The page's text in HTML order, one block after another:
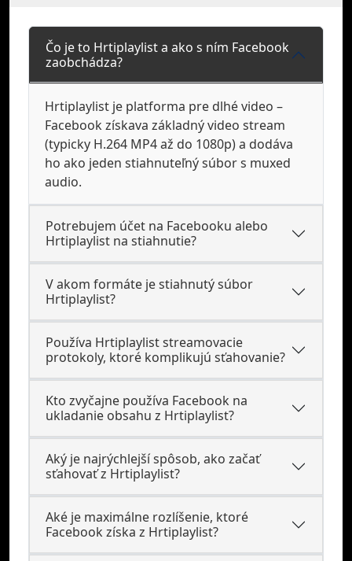
Čo je to Hrtiplaylist a ako s ním Facebook
zaobchádza?
Hrtiplaylist je platforma pre dlhé video –
Facebook získava základný video stream
(typicky H.264 MP4 až do 1080p) a dodáva
ho ako jeden stiahnuteľný súbor s muxed
audio.
Potrebujem účet na Facebooku alebo
Hrtiplaylist na stiahnutie?
V akom formáte je stiahnutý súbor
Hrtiplaylist?
Používa Hrtiplaylist streamovacie
protokoly, ktoré komplikujú sťahovanie?
Kto zvyčajne používa Facebook na
ukladanie obsahu z Hrtiplaylist?
Aký je najrýchlejší spôsob, ako začať
sťahovať z Hrtiplaylist?
Aké je maximálne rozlíšenie, ktoré
Facebook získa z Hrtiplaylist?